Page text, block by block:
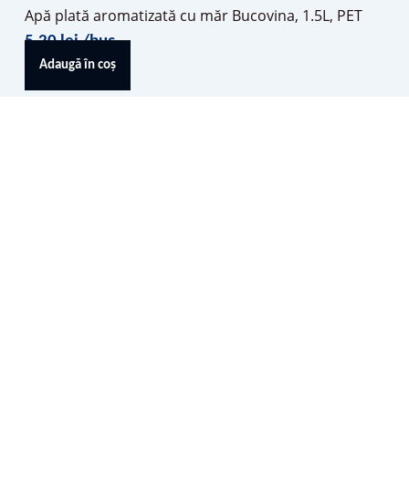
Apă plată aromatizată cu măr Bucovina, 1.5L, PET
5,20lei/buc
Adaugă în coș